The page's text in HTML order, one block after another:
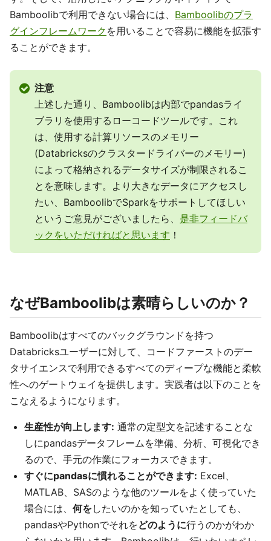
Bamboolibで利用できない場合には、 Bamboolibのプラ
グインフレームワーク を用いることで容易に機能を拡張す
ることができます。
注意
上述した通り、Bamboolibは内部でpandasライ
ブラリを使用するローコードツールです。これ
は、使用する計算リソースのメモリー
(Databricksのクラスタードライバーのメモリー)
によって格納されるデータサイズが制限されるこ
とを意味します。より大きなデータにアクセスし
たい、BamboolibでSparkをサポートしてほしい
というご意見がございましたら、 是非フィードバ
ックをいただければと思います ！
なぜBamboolibは素晴らしいのか？
Bamboolibはすべてのバックグラウンドを持つ
Databricksユーザーに対して、コードファーストのデー
タサイエンスで利用できるすべてのディープな機能と柔軟
性へのゲートウェイを提供します。実践者は以下のことを
こなえるようになります。
生産性が向上します: 通常の定型文を記述することな
しにpandasデータフレームを準備、分析、可視化でき
るので、手元の作業にフォーカスできます。
すぐにpandasに慣れることができます: Excel、
MATLAB、SASのような他のツールをよく使っていた
場合には、 何をしたいのかを知っていたとしても、
pandasやPythonでそれをどのように行うのかがわか